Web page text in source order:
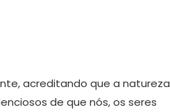
acreditando que a natureza
de que nós, os seres